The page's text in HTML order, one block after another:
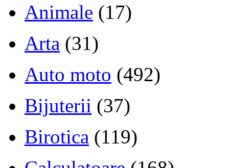
Animale (17)
Arta (31)
Auto moto (492)
Bijuterii (37)
Birotica (119)